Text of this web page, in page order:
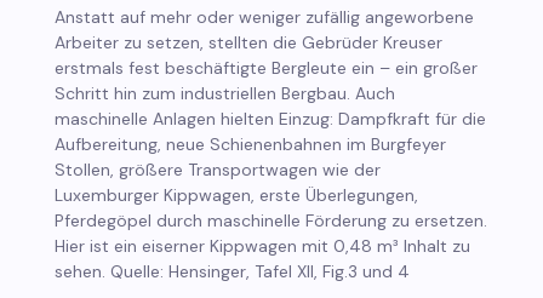
Anstatt auf mehr oder weniger zufällig angeworbene
Arbeiter zu setzen, stellten die Gebrüder Kreuser
erstmals fest beschäftigte Bergleute ein – ein großer
Schritt hin zum industriellen Bergbau. Auch
maschinelle Anlagen hielten Einzug: Dampfkraft für die
Aufbereitung, neue Schienenbahnen im Burgfeyer
Stollen, größere Transportwagen wie der
Luxemburger Kippwagen, erste Überlegungen,
Pferdegöpel durch maschinelle Förderung zu ersetzen.
Hier ist ein eiserner Kippwagen mit 0,48 m³ Inhalt zu
sehen. Quelle: Hensinger, Tafel XII, Fig.3 und 4